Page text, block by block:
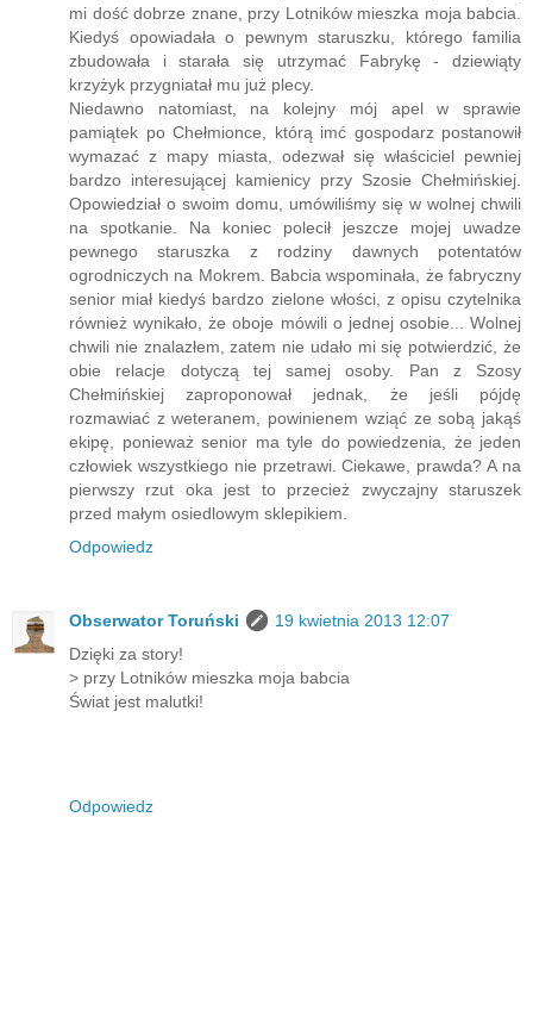
mi dość dobrze znane, przy Lotników mieszka moja babcia.
Kiedyś opowiadała o pewnym staruszku, którego familia
zbudowała i starała się utrzymać Fabrykę - dziewiąty
krzyżyk przygniatał mu już plecy.
Niedawno natomiast, na kolejny mój apel w sprawie
pamiątek po Chełmionce, którą imć gospodarz postanowił
wymazać z mapy miasta, odezwał się właściciel pewniej
bardzo interesującej kamienicy przy Szosie Chełmińskiej.
Opowiedział o swoim domu, umówiliśmy się w wolnej chwili
na spotkanie. Na koniec polecił jeszcze mojej uwadze
pewnego staruszka z rodziny dawnych potentatów
ogrodniczych na Mokrem. Babcia wspominała, że fabryczny
senior miał kiedyś bardzo zielone włości, z opisu czytelnika
również wynikało, że oboje mówili o jednej osobie... Wolnej
chwili nie znalazłem, zatem nie udało mi się potwierdzić, że
obie relacje dotyczą tej samej osoby. Pan z Szosy
Chełmińskiej zaproponował jednak, że jeśli pójdę
rozmawiać z weteranem, powinienem wziąć ze sobą jakąś
ekipę, ponieważ senior ma tyle do powiedzenia, że jeden
człowiek wszystkiego nie przetrawi. Ciekawe, prawda? A na
pierwszy rzut oka jest to przecież zwyczajny staruszek
przed małym osiedlowym sklepikiem.
Odpowiedz
Obserwator Toruński
19 kwietnia 2013 12:07
Dzięki za story!
> przy Lotników mieszka moja babcia
Świat jest malutki!
Odpowiedz